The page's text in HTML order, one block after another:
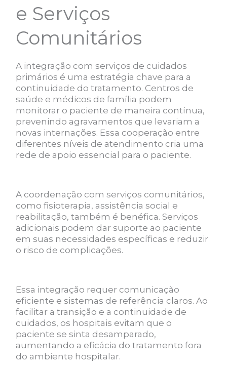
e Serviços
Comunitários
A integração com serviços de cuidados
primários é uma estratégia chave para a
continuidade do tratamento. Centros de
saúde e médicos de família podem
monitorar o paciente de maneira contínua,
prevenindo agravamentos que levariam a
novas internações. Essa cooperação entre
diferentes níveis de atendimento cria uma
rede de apoio essencial para o paciente.
A coordenação com serviços comunitários,
como fisioterapia, assistência social e
reabilitação, também é benéfica. Serviços
adicionais podem dar suporte ao paciente
em suas necessidades específicas e reduzir
o risco de complicações.
Essa integração requer comunicação
eficiente e sistemas de referência claros. Ao
facilitar a transição e a continuidade de
cuidados, os hospitais evitam que o
paciente se sinta desamparado,
aumentando a eficácia do tratamento fora
do ambiente hospitalar.